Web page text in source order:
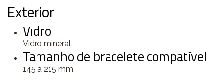
Exterior
Vidro
Vidro mineral
Tamanho de bracelete compatível
145 a 215 mm